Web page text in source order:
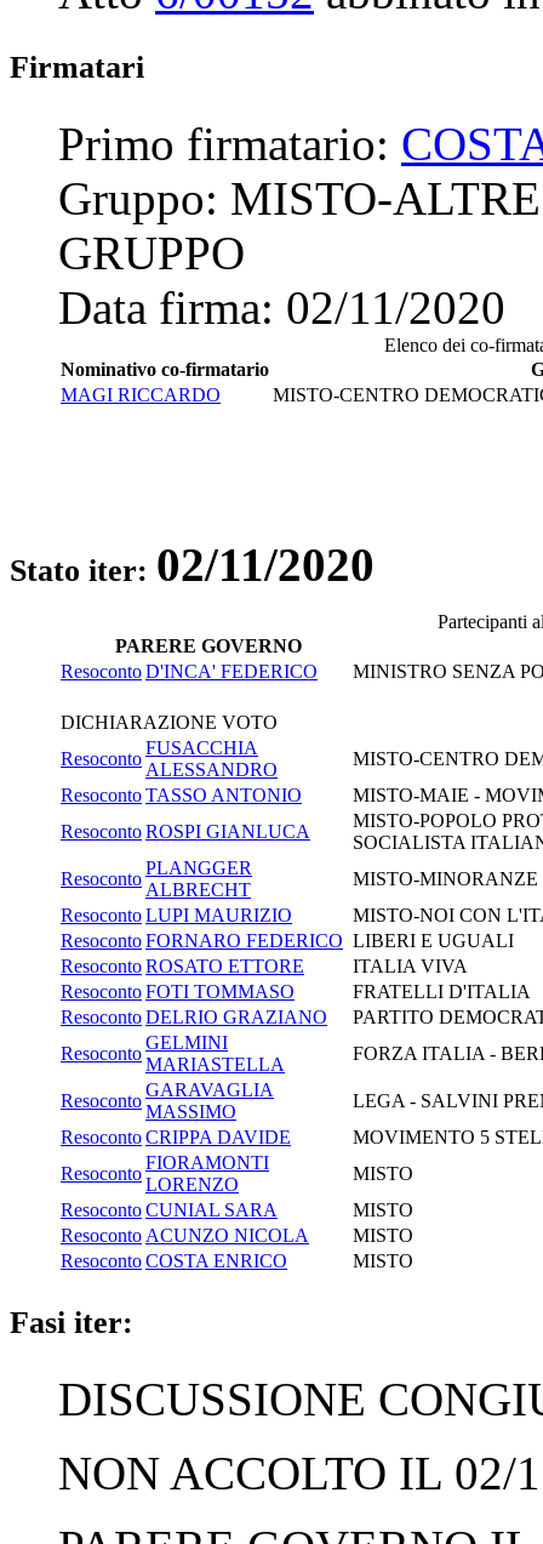
Firmatari
Primo firmatario:
Gruppo: MISTO-
GRUPPO
Data firma: 02/11/2020
Elenco dei co-
Nominativo co-firmatario
MAGI RICCARDO
MISTO-CENTRO
Stato iter: 02/11/2020
Partecipanti
PARERE GOVERNO
ResocontoD'INCA' FEDERICO MINISTRO SENZA
DICHIARAZIONE VOTO
Resoconto
FUSACCHIA
ALESSANDRO
MISTO-CENTRO
ResocontoTASSO ANTONIO
MISTO-MAIE -
ResocontoROSPI GIANLUCA
MISTO-POPOLO
SOCIALISTA
Resoconto
PLANGGER
ALBRECHT
MISTO-
ResocontoLUPI MAURIZIO
MISTO-NOI CON
ResocontoFORNARO FEDERICO LIBERI E UGUALI
ResocontoROSATO ETTORE
ITALIA VIVA
ResocontoFOTI TOMMASO
FRATELLI D'ITALIA
ResocontoDELRIO GRAZIANO
PARTITO
Resoconto
GELMINI
MARIASTELLA
FORZA ITALIA -
Resoconto
GARAVAGLIA
MASSIMO
LEGA - SALVINI
ResocontoCRIPPA DAVIDE
MOVIMENTO 5
Resoconto
FIORAMONTI
LORENZO
MISTO
ResocontoCUNIAL SARA
MISTO
Resoconto ACUNZO NICOLA
MISTO
ResocontoCOSTA ENRICO MISTO
Fasi iter:
DISCUSSIONE
NON ACCOLTO IL 02/